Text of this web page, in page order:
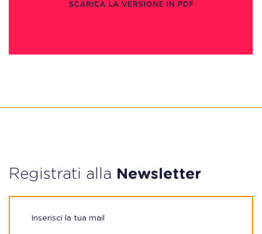
Registrati alla Newsletter